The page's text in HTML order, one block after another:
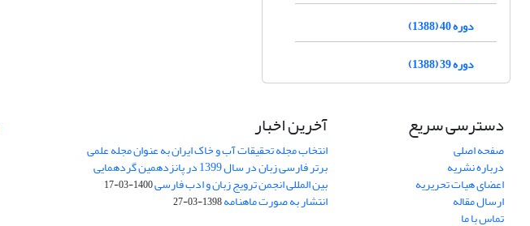
دوره 40 (1388)
دوره 39 (1388)
دسترسی سریع
صفحه اصلی
درباره نشریه
اعضای هیات تحریریه
ارسال مقاله
تماس با ما
آخرین اخبار
انتخاب مجله تحقیقات آب و خاک ایران به عنوان مجله علمی
برتر فارسی زبان در سال 1399 در پانزدهمین گردهمایی
بین المللی انجمن ترویج زبان و ادب فارسی1400-03-17
انتشار به صورت ماهنامه1398-03-27